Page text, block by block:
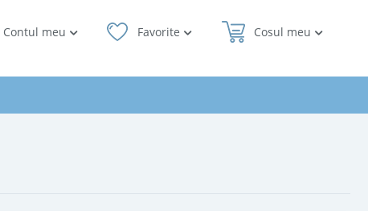
Cosul meu
Favorite
Contul meu